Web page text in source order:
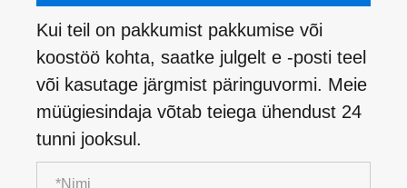
Kui teil on pakkumist pakkumise või
koostöö kohta, saatke julgelt e -posti teel
või kasutage järgmist päringuvormi. Meie
müügiesindaja võtab teiega ühendust 24
tunni jooksul.